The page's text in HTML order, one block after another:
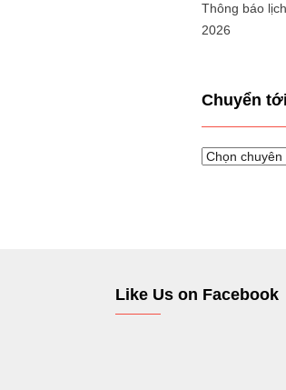
Thông báo
2026
Chuyển tới
Chuyển
Like Us on Facebook